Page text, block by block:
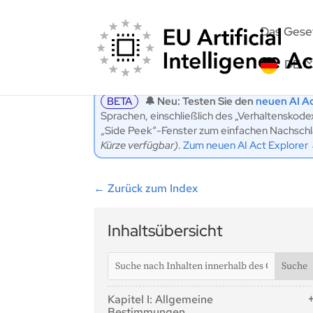
Das
DE
BETA 🔔 Neu: Testen Sie denneuen AI
Sprachen, einschließlich des
„Side Peek“-Fenster zum einfachen
Kürze verfügbar).Zum neuen AI Act Explorer
←Zurück zum Index
Inhaltsübersicht
Kapitel I: Allgemeine